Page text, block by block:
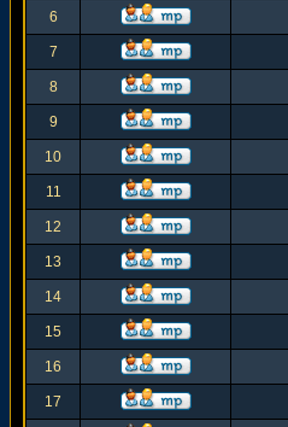
6
7
8
9
10
11
12
13
14
15
16
17